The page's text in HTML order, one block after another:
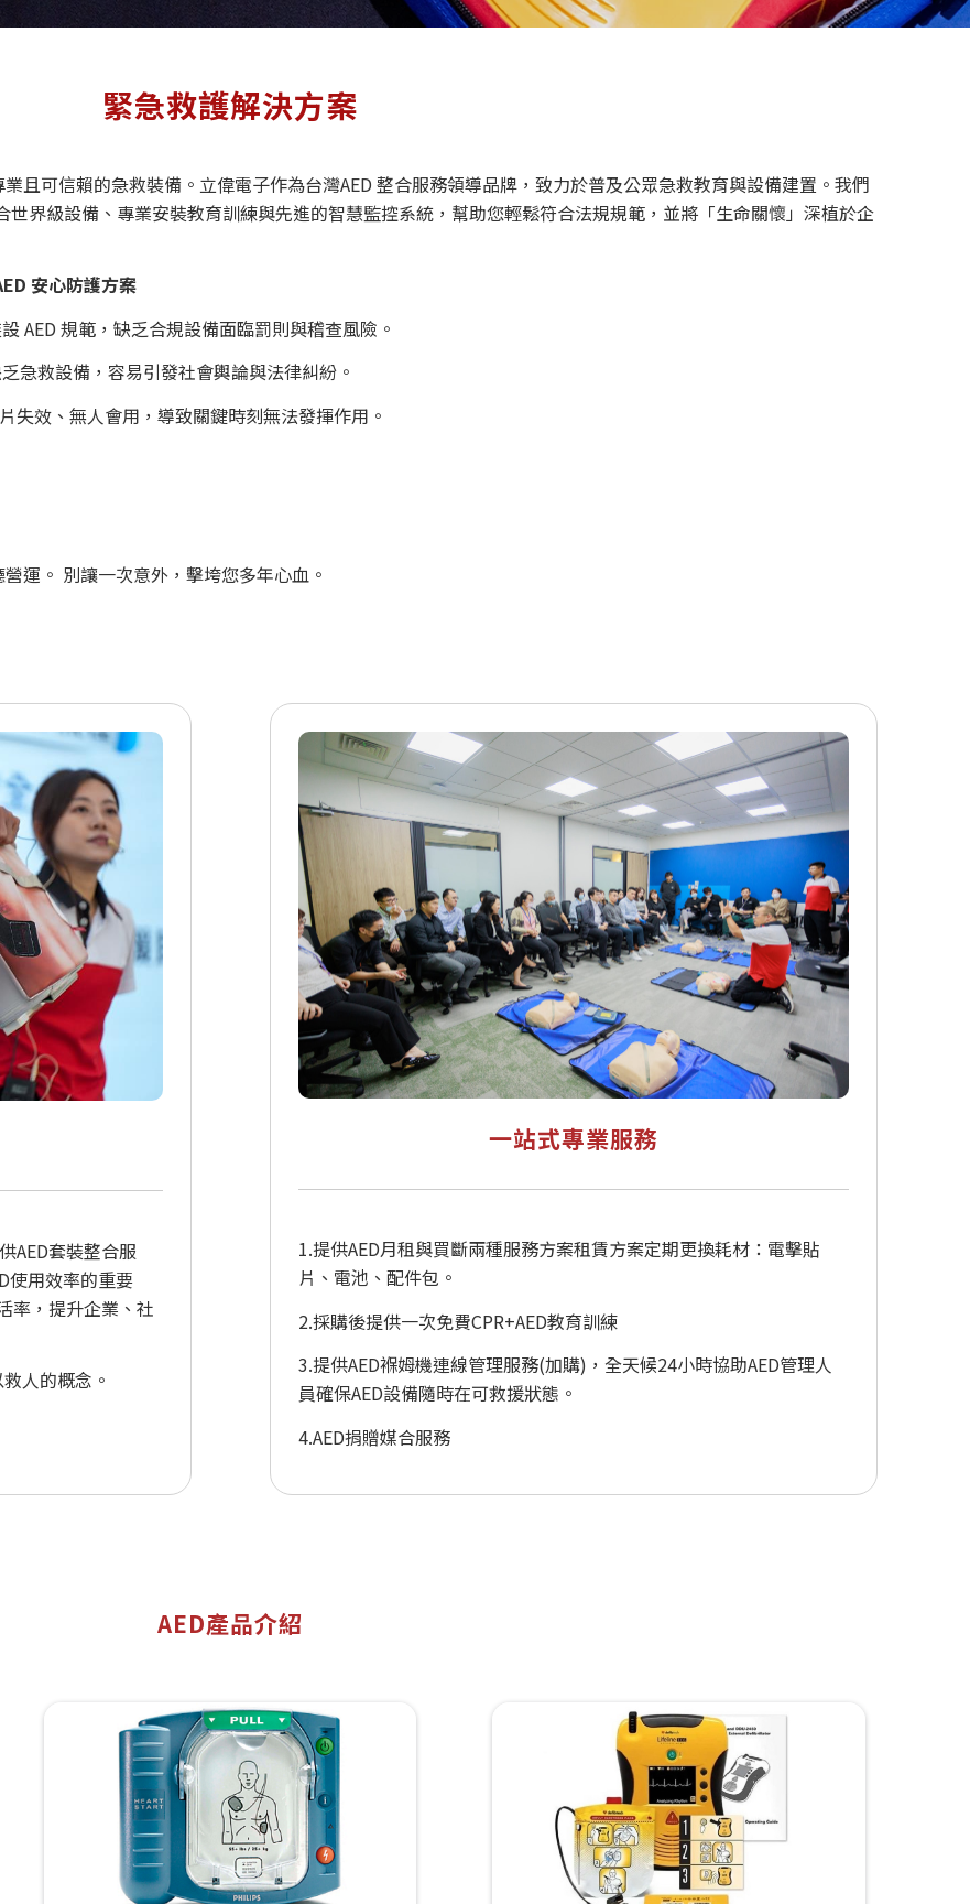
緊急救護解決方案
且可信賴的急救裝備。立偉電子作為台灣AED 整合服務領導品牌，致力於普及公眾急救教育與設備建置。我們
世界級設備、專業安裝教育訓練與先進的智慧監控系統，幫助您輕鬆符合法規規範，並將「生命關懷」深植於企
安心防護方案
AED 規範，缺乏合規設備面臨罰則與稽查風險。
急救設備，容易引發社會輿論與法律糾紛。
失效、無人會用，導致關鍵時刻無法發揮作用。
運。 別讓一次意外，擊垮您多年心血。
AED套裝整合服
使用效率的重要
率，提升企業、社
人的概念。
一站式專業服務
1.提供AED月租與買斷兩種服務方案租賃方案定期更換耗材：電擊貼
片、電池、配件包。
2.採購後提供一次免費CPR+AED教育訓練
3.提供AED褓姆機連線管理服務(加購)，全天候24小時協助AED管理人
員確保AED設備隨時在可救援狀態。
4.AED捐贈媒合服務
AED產品介紹